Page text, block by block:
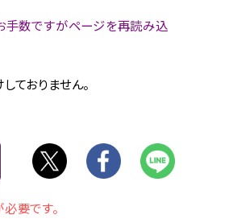
手数ですがページを再読み込
ておりません。
要です。